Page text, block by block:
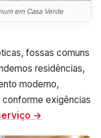
em Casa Verde
fossas comuns
residências,
moderno,
exigências
→